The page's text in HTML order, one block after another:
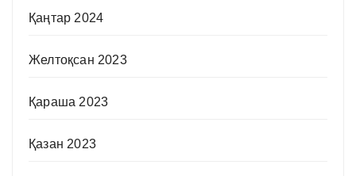
Қаңтар 2024
Желтоқсан 2023
Қараша 2023
Қазан 2023